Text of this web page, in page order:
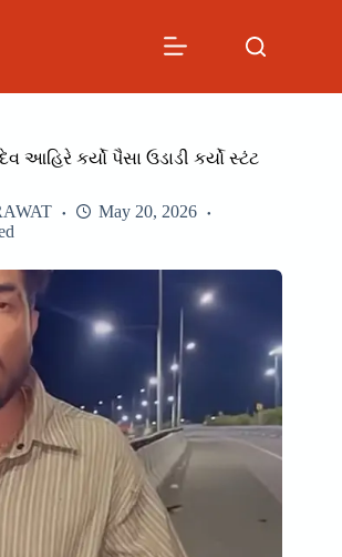
આહિરે કર્યો પૈસા ઉડાડી કર્યો સ્ટંટ
May 20, 2026